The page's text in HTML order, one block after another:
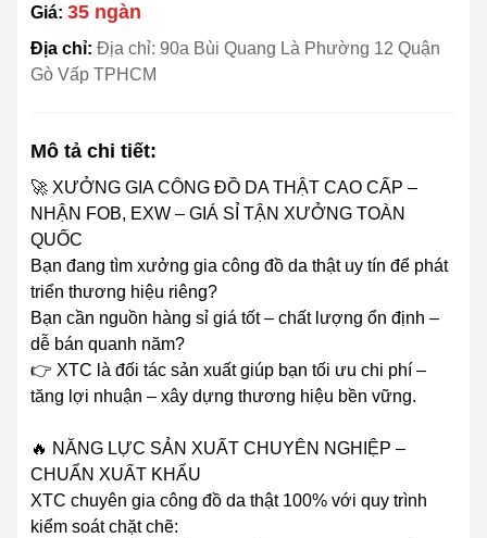
Giá: 35 ngàn
Địa chỉ: Địa chỉ: 90a Bùi Quang Là Phường 12 Quận
Gò Vấp TPHCM
Mô tả chi tiết:
🚀 XƯỞNG GIA CÔNG ĐỒ DA THẬT CAO CẤP –
NHẬN FOB, EXW – GIÁ SỈ TẬN XƯỞNG TOÀN
QUỐC
Bạn đang tìm xưởng gia công đồ da thật uy tín để phát
triển thương hiệu riêng?
Bạn cần nguồn hàng sỉ giá tốt – chất lượng ổn định –
dễ bán quanh năm?
👉 XTC là đối tác sản xuất giúp bạn tối ưu chi phí –
tăng lợi nhuận – xây dựng thương hiệu bền vững.
🔥 NĂNG LỰC SẢN XUẤT CHUYÊN NGHIỆP –
CHUẨN XUẤT KHẨU
XTC chuyên gia công đồ da thật 100% với quy trình
kiểm soát chặt chẽ: